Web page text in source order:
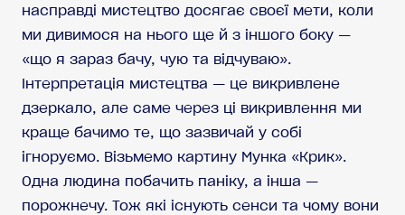
насправді мистецтво досягає своєї мети, коли
ми дивимося на нього ще й з іншого боку —
«що я зараз бачу, чую та відчуваю».
Інтерпретація мистецтва — це викривлене
дзеркало, але саме через ці викривлення ми
краще бачимо те, що зазвичай у собі
ігноруємо. Візьмемо картину Мунка «Крик».
Одна людина побачить паніку, а інша —
порожнечу. Тож які існують сенси та чому вони